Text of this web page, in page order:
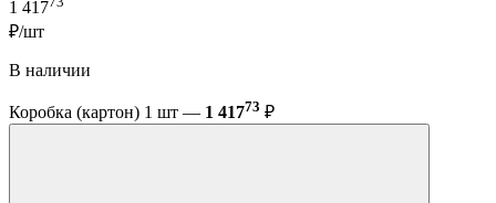
1 417
₽/шт
В наличии
Коробка (картон) 1 шт — 1 41773 ₽